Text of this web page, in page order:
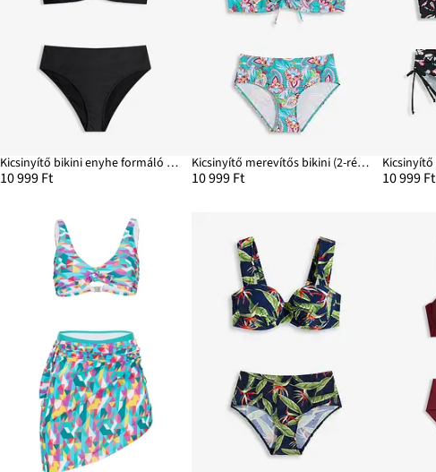
Kicsinyítő bikini enyhe formáló hatású Highwaist bikini alsóval (2-részes szett)
10 999 Ft
Kicsinyítő merevítős bikini (2-részes szett)
10 999 Ft 10 999 Ft